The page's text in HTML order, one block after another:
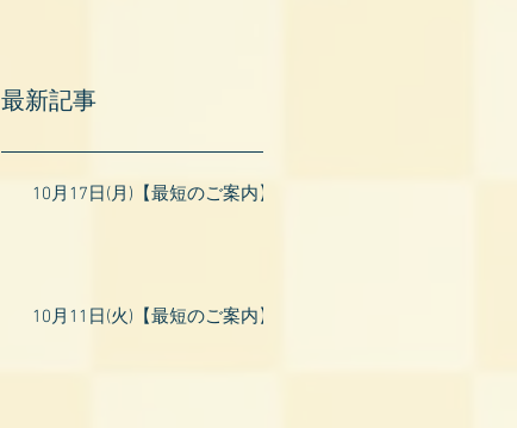
最新記事
10月17日(月)【最短のご案内】
10月11日(火)【最短のご案内】